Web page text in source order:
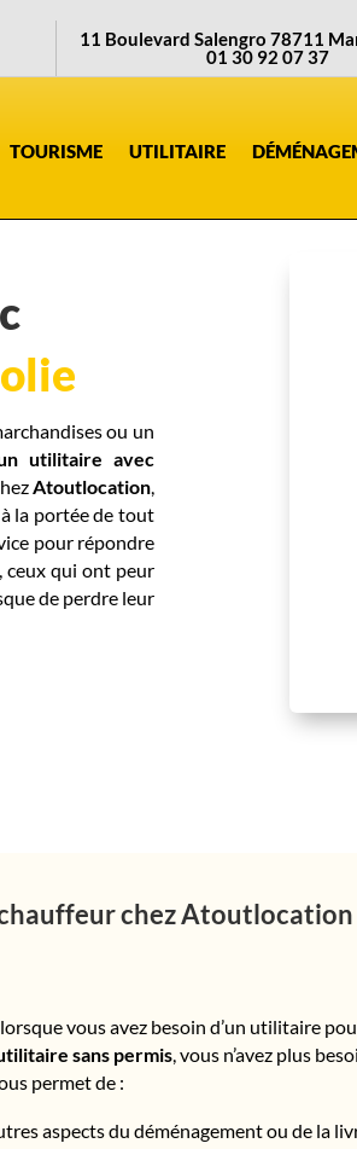
11 Boulevard Salengro 78711
01 30 92 07 37
TOURISME UTILITAIRE
ou un
utilitaire avec
Atoutlocation,
la portée de tout
pour répondre
ceux qui ont peur
de perdre leur
chez Atoutlocation
vous avez besoin d’un utilitaire
sans permis, vous n’avez plus
permet de :
aspects du déménagement ou de la